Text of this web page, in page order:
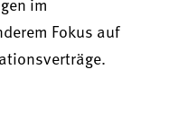
im
Fokus auf